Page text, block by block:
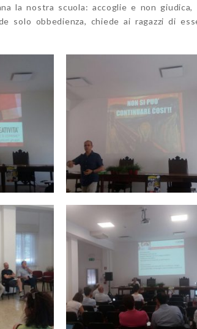
la nostra scuola: accoglie e non
solo obbedienza, chiede ai ragazzi di